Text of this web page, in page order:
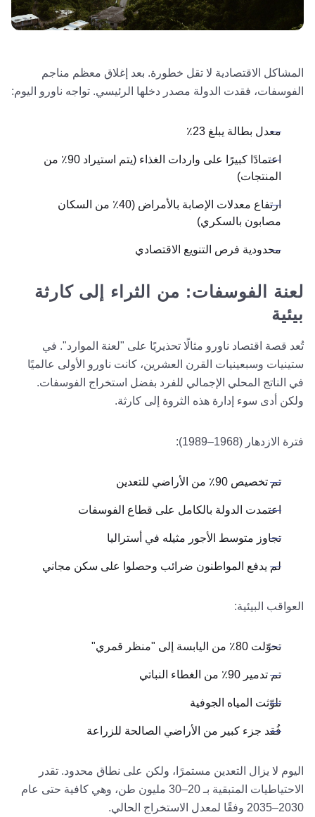
المشاكل الاقتصادية لا تقل خطورة. بعد إغلاق معظم مناجم
الفوسفات، فقدت الدولة مصدر دخلها الرئيسي. تواجه ناورو اليوم:
معدل بطالة يبلغ 23٪
اعتمادًا كبيرًا على واردات الغذاء (يتم استيراد 90٪ من
المنتجات)
ارتفاع معدلات الإصابة بالأمراض (40٪ من السكان
مصابون بالسكري)
محدودية فرص التنويع الاقتصادي
لعنة الفوسفات: من الثراء إلى كارثة
بيئية
تُعد قصة اقتصاد ناورو مثالًا تحذيريًا على "لعنة الموارد". في
ستينيات وسبعينيات القرن العشرين، كانت ناورو الأولى عالميًا
في الناتج المحلي الإجمالي للفرد بفضل استخراج الفوسفات.
ولكن أدى سوء إدارة هذه الثروة إلى كارثة.
فترة الازدهار (1968–1989):
تم تخصيص 90٪ من الأراضي للتعدين
اعتمدت الدولة بالكامل على قطاع الفوسفات
تجاوز متوسط الأجور مثيله في أستراليا
لم يدفع المواطنون ضرائب وحصلوا على سكن مجاني
العواقب البيئية:
تحوّلت 80٪ من اليابسة إلى "منظر قمري"
تم تدمير 90٪ من الغطاء النباتي
تلوّثت المياه الجوفية
فُقد جزء كبير من الأراضي الصالحة للزراعة
اليوم لا يزال التعدين مستمرًا، ولكن على نطاق محدود. تقدر
الاحتياطيات المتبقية بـ 20–30 مليون طن، وهي كافية حتى عام
2030–2035 وفقًا لمعدل الاستخراج الحالي.